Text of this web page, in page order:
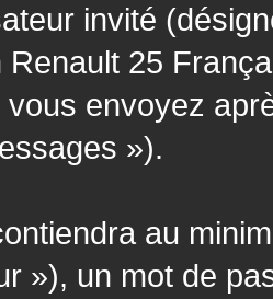
invité
Renault 25
envoyez
»).
au
»), un mot de